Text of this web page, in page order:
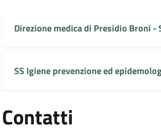
Direzione medica di Presidio Broni -
SS Igiene prevenzione ed
Contatti